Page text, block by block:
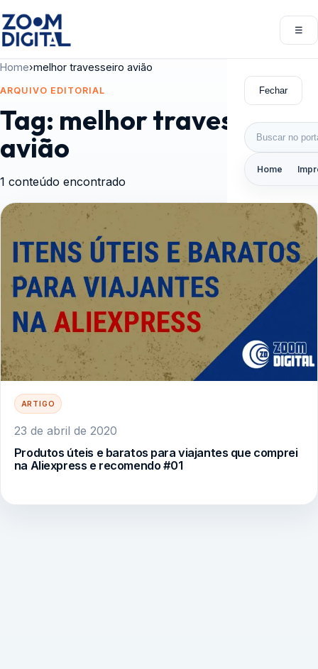
☰
Fechar
Buscar por:
Home
Home›melhor travesseiro avião
ARQUIVO EDITORIAL
Tag: melhor travesseiro
avião
1 conteúdo encontrado
ARTIGO
23 de abril de 2020
Produtos úteis e baratos para viajantes que comprei
na Aliexpress e recomendo #01